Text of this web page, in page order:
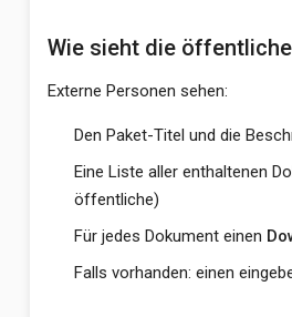
Wie sieht die
Externe Personen sehen:
Den Paket-Titel und die
Eine Liste aller enthaltenen
öffentliche)
Für jedes Dokument einen
Falls vorhanden: einen